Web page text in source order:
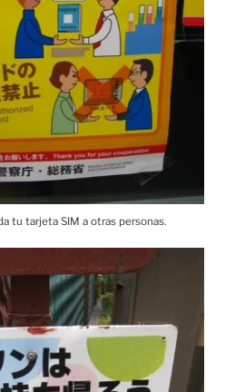
tu tarjeta SIM a otras personas.